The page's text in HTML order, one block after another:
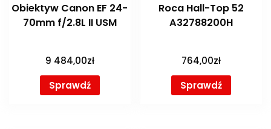
Obiektyw Canon EF 24-
70mm f/2.8L II USM
9 484,00zł
Sprawdź
Roca Hall-Top 52
A32788200H
764,00zł
Sprawdź